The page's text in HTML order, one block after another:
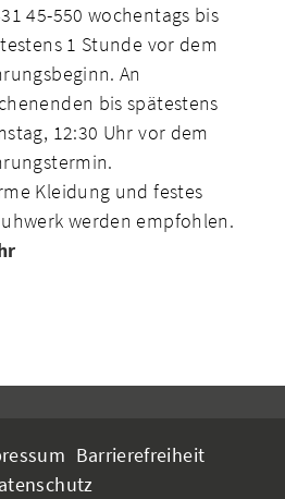
45-550 wochentags bis
1 Stunde vor dem
An
bis spätestens
12:30 Uhr vor dem
Kleidung und festes
werden empfohlen.
Barrierefreiheit